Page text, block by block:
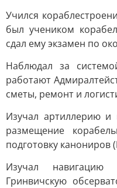
Учился
был учеником
сдал ему экзамен по
Наблюдал за
работают
сметы, ремонт и
Изучал артиллерию и
размещение
подготовку канониров
Изучал навигацию
Гринвичскую